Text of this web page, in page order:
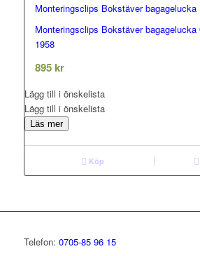
Monteringsclips Bokstäver bagagelucka
Monteringsclips Bokstäver bagagelucka
1958
895 kr
Lägg till i önskelista
Lägg till i önskelista
Läs mer
Köp
Telefon: 0705-85 96 15